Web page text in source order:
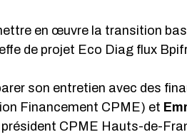
en œuvre la transition
de projet Eco Diag flux
son entretien avec des
Financement CPME) et
CPME Hauts-de-